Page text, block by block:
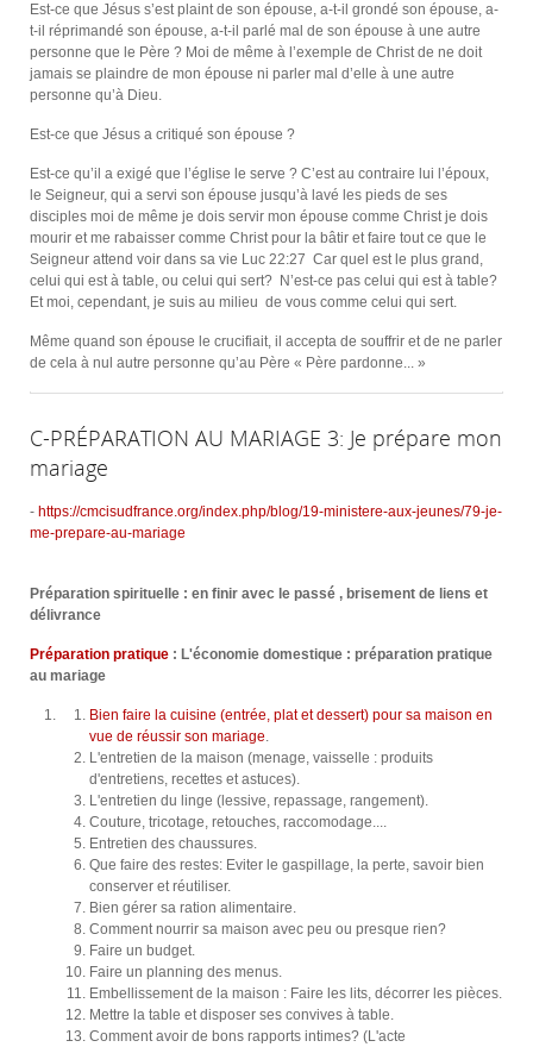
Est-ce que Jésus s’est plaint de son épouse, a-t-il grondé son épouse, a-
t-il réprimandé son épouse, a-t-il parlé mal de son épouse à une autre
personne que le Père ? Moi de même à l’exemple de Christ de ne doit
jamais se plaindre de mon épouse ni parler mal d’elle à une autre
personne qu’à Dieu.
Est-ce que Jésus a critiqué son épouse ?
Est-ce qu’il a exigé que l’église le serve ? C’est au contraire lui l’époux,
le Seigneur, qui a servi son épouse jusqu’à lavé les pieds de ses
disciples moi de même je dois servir mon épouse comme Christ je dois
mourir et me rabaisser comme Christ pour la bâtir et faire tout ce que le
Seigneur attend voir dans sa vie Luc 22:27 Car quel est le plus grand,
celui qui est à table, ou celui qui sert? N’est-ce pas celui qui est à table?
Et moi, cependant, je suis au milieu de vous comme celui qui sert.
Même quand son épouse le crucifiait, il accepta de souffrir et de ne parler
de cela à nul autre personne qu’au Père « Père pardonne... »
C-PRÉPARATION AU MARIAGE 3: Je prépare mon
mariage
- https://cmcisudfrance.org/index.php/blog/19-ministere-aux-jeunes/79-je-
me-prepare-au-mariage
Préparation spirituelle : en finir avec le passé , brisement de liens et
délivrance
Préparation pratique : L'économie domestique : préparation pratique
au mariage
Bien faire la cuisine (entrée, plat et dessert) pour sa maison en
vue de réussir son mariage.
L'entretien de la maison (menage, vaisselle : produits
d'entretiens, recettes et astuces).
L'entretien du linge (lessive, repassage, rangement).
Couture, tricotage, retouches, raccomodage....
Entretien des chaussures.
Que faire des restes: Eviter le gaspillage, la perte, savoir bien
conserver et réutiliser.
Bien gérer sa ration alimentaire.
Comment nourrir sa maison avec peu ou presque rien?
Faire un budget.
Faire un planning des menus.
Embellissement de la maison : Faire les lits, décorrer les pièces.
Mettre la table et disposer ses convives à table.
Comment avoir de bons rapports intimes? (L'acte